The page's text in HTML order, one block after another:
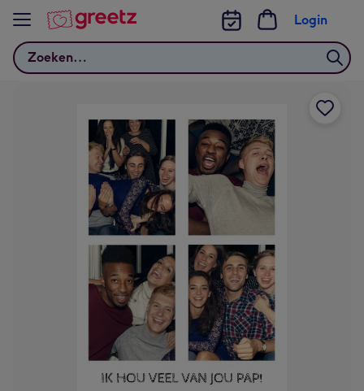
Bekijk meer
Zoeken
Login